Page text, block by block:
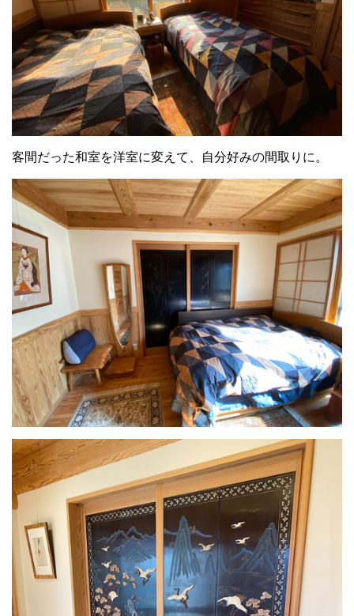
客間だった和室を洋室に変えて、自分好みの間取りに。